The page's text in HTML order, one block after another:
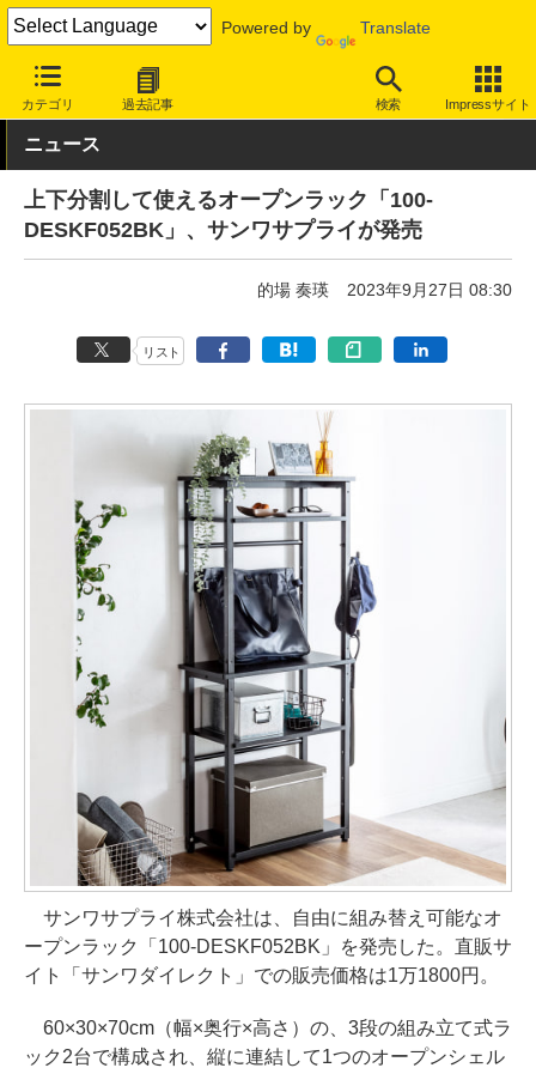
Powered by Translate
カテゴリ 過去記事 検索 Impressサイト
INTERNET Watch トピック ワークスペース
ニュース
上下分割して使えるオープンラック「100-
DESKF052BK」、サンワサプライが発売
的場 奏瑛 2023年9月27日 08:30
リスト
サンワサプライ株式会社は、自由に組み替え可能なオ
ープンラック「100-DESKF052BK」を発売した。直販サ
イト「サンワダイレクト」での販売価格は1万1800円。
60×30×70cm（幅×奥行×高さ）の、3段の組み立て式ラ
ック2台で構成され、縦に連結して1つのオープンシェル